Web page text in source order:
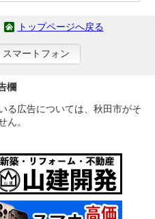
トップページへ戻る
スマートフォン
欄
る広告については、秋田市がそ
ん。